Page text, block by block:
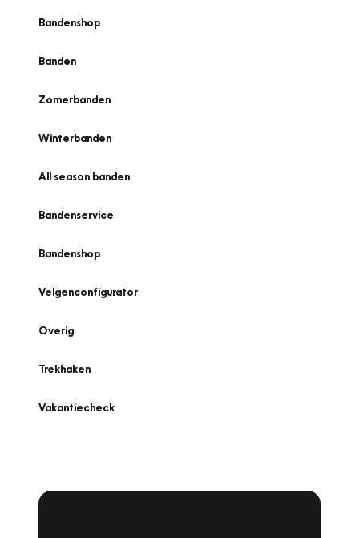
Bandenshop
Banden
Zomerbanden
Winterbanden
All season banden
Bandenservice
Bandenshop
Velgenconfigurator
Overig
Trekhaken
Vakantiecheck